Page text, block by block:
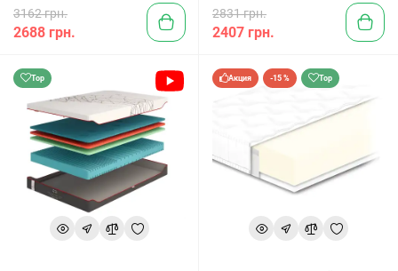
3162 грн.
2688 грн.
2831 грн.
2407 грн.
Top Акция -15 % Top